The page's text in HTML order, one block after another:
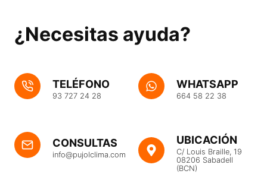
¿Necesitas ayuda?
TELÉFONO
93 727 24 28
WHATSAPP
664 58 22 38
CONSULTAS
info@pujolclima.com
UBICACIÓN
C/ Louis Braille, 19
08206 Sabadell
(BCN)